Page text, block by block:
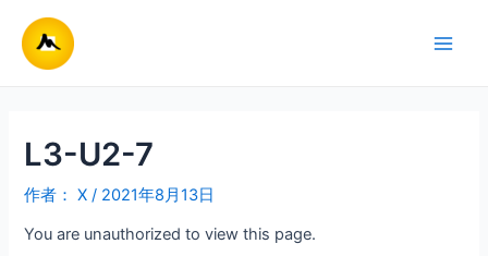
L3-U2-7
作者： X/ 2021年8月13日
You are unauthorized to view this page.